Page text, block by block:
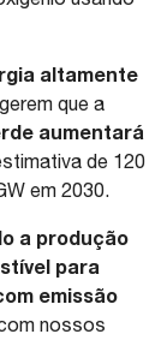
altamente
que a
aumentará
de 120
em 2030.
a produção
para
emissão
nossos